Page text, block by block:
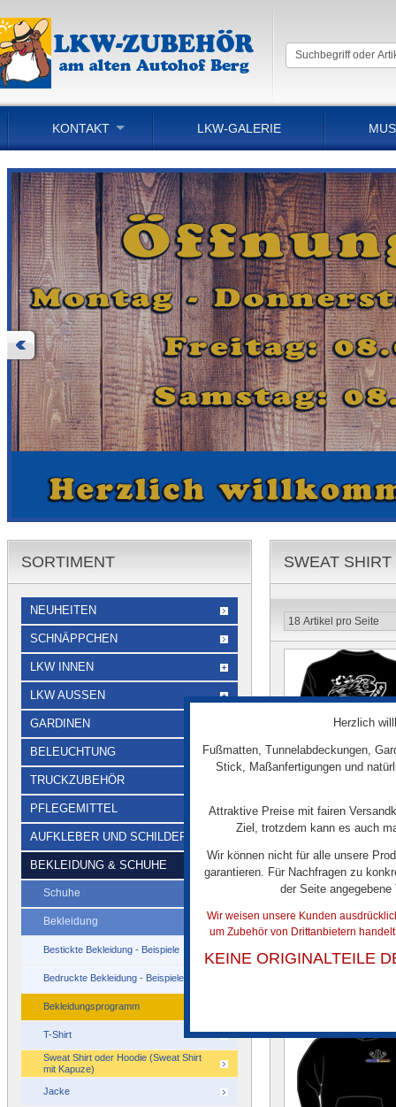
KONTAKT LKW-GALERIE
SWEAT
Sweat Shirt "Old
€ 33,00
SORTIMENT
NEUHEITEN
SCHNÄPPCHEN
LKW INNEN
LKW AUSSEN
GARDINEN
BELEUCHTUNG
TRUCKZUBEHÖR
PFLEGEMITTEL
AUFKLEBER UND SCHILDER
BEKLEIDUNG & SCHUHE
Schuhe
Bekleidung
Bestickte Bekleidung - Beispiele
Bedruckte Bekleidung - Beispiele
Bekleidungsprogramm
T-Shirt
Sweat Shirt oder Hoodie (Sweat Shirt
mit Kapuze)
Jacke
Herzlich
Fußmatten, Tunnelabdeckungen,
Stick, Maßanfertigungen und
Attraktive Preise mit fairen
Ziel, trotzdem kann es auch
Wir können nicht für alle unsere
garantieren. Für Nachfragen zu
der Seite
Wir weisen unsere Kunden
um Zubehör von Drittanbietern
KEINE ORIGINALTEILE